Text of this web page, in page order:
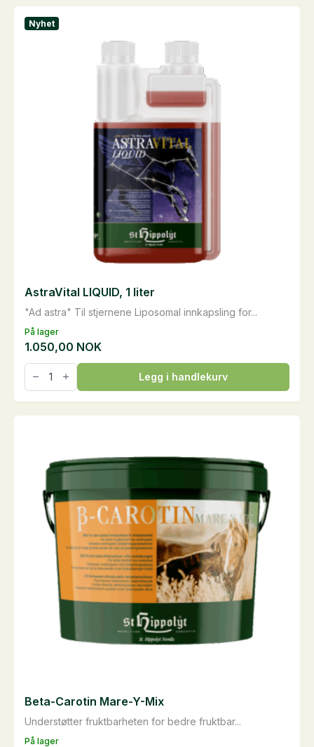
antall
På lager
Nyhet
"Ad astra" Til stjernene Liposomal innkapsling for...
AstraVital LIQUID, 1 liter
1.050,00 NOK
AstraVital
LIQUID,
1
liter
Legg i handlekurv
På lager
Understøtter fruktbarheten for bedre fruktbar...
Beta-Carotin Mare-Y-Mix